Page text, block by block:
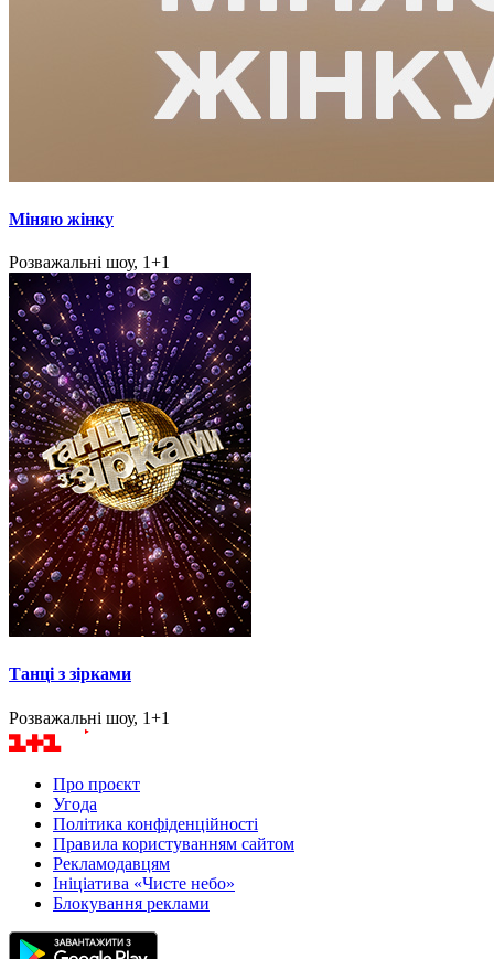
Міняю жінку
Розважальні шоу, 1+1
Танці з зірками
Розважальні шоу, 1+1
Про проєкт
Угода
Політика конфіденційності
Правила користуванням сайтом
Рекламодавцям
Ініціатива «Чисте небо»
Блокування реклами